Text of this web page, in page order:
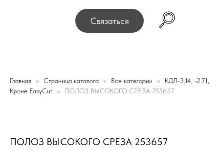
Связаться
г. Минск, переулок Промышленный 16, офис № 15
Главная Страница каталога Все категории
КДЛ-3.14, -2.71,
Кроне EasyCut
ПОЛОЗ ВЫСОКОГО СРЕЗА 253657
ПОЛОЗ ВЫСОКОГО СРЕЗА 253657